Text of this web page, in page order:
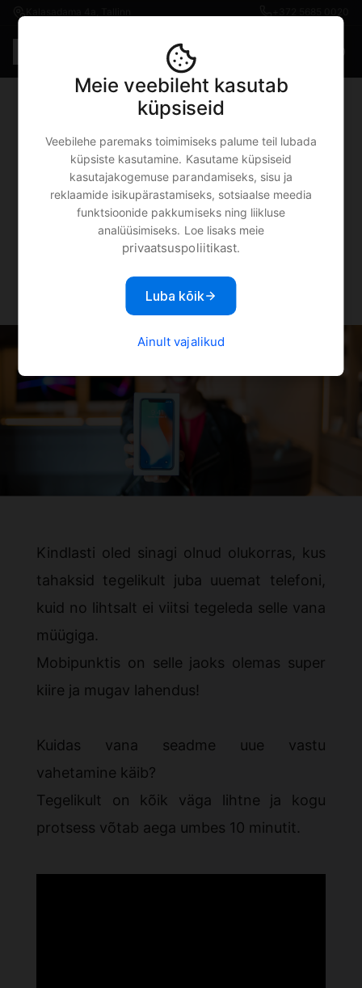
€0.00
Kuidas vahetada oma
vana Apple'i seade
uueks?
MOBIPUNKT
Kindlasti oled sinagi olnud olukorras, kus
tahaksid tegelikult juba uuemat telefoni,
kuid no lihtsalt ei viitsi tegeleda selle vana
müügiga.
Mobipunktis on selle jaoks olemas super
kiire ja mugav lahendus!
Kuidas vana seadme uue vastu
vahetamine käib?
Tegelikult on kõik väga lihtne ja kogu
protsess võtab aega umbes 10 minutit.
Meie veebileht kasutab
küpsiseid
Veebilehe paremaks toimimiseks palume teil lubada
küpsiste kasutamine. Kasutame küpsiseid
kasutajakogemuse parandamiseks, sisu ja
reklaamide isikupärastamiseks, sotsiaalse meedia
funktsioonide pakkumiseks ning liikluse
analüüsimiseks. Loe lisaks meie
privaatsuspoliitikast.
Luba kõik
Ainult vajalikud